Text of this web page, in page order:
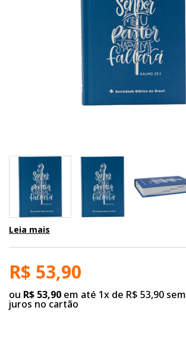
Leia mais
R$ 53,90
ou R$ 53,90 em até 1x de R$ 53,90 sem
juros no cartão